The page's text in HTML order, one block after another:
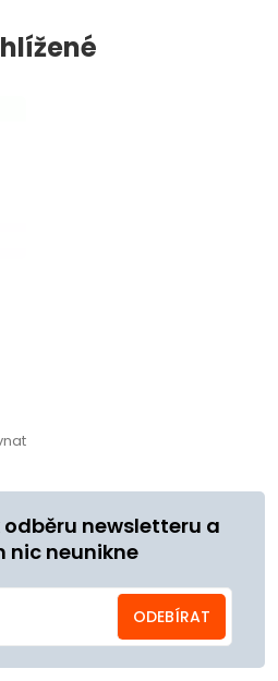
odběru newsletteru a
nic neunikne
ODEBÍRAT